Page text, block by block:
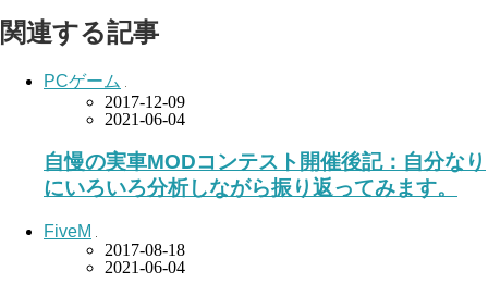
関連する記事
PCゲーム
2017-12-09
2021-06-04
自慢の実車MODコンテスト開催後記：自分なり
にいろいろ分析しながら振り返ってみます。
FiveM
2017-08-18
2021-06-04